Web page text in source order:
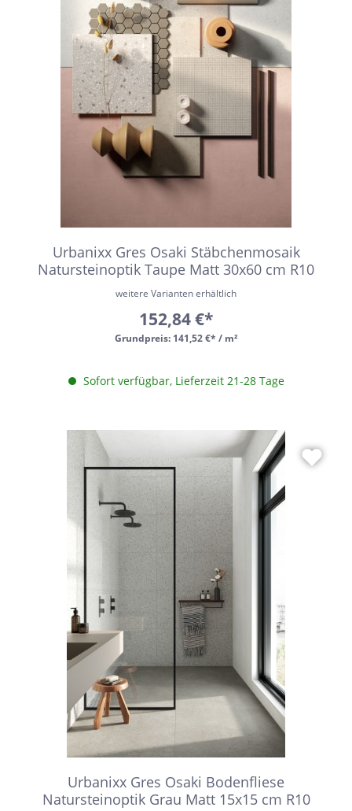
Urbanixx Gres Osaki Stäbchenmosaik
Natursteinoptik Taupe Matt 30x60 cm R10
Grundpreis: 141,52 €* / m²
weitere Varianten erhältlich
152,84 €*
Sofort verfügbar, Lieferzeit 21-28 Tage
Urbanixx Gres Osaki Bodenfliese
Natursteinoptik Grau Matt 15x15 cm R10